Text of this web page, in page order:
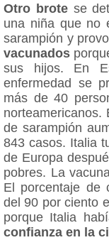
Otro brote se
una niña que no
sarampión y
vacunados
sus hijos. En
enfermedad se
más de 40
de sarampión
843 casos. Italia
de Europa
pobres. La
El porcentaje de
del 90 por ciento
porque Italia
confianza en la